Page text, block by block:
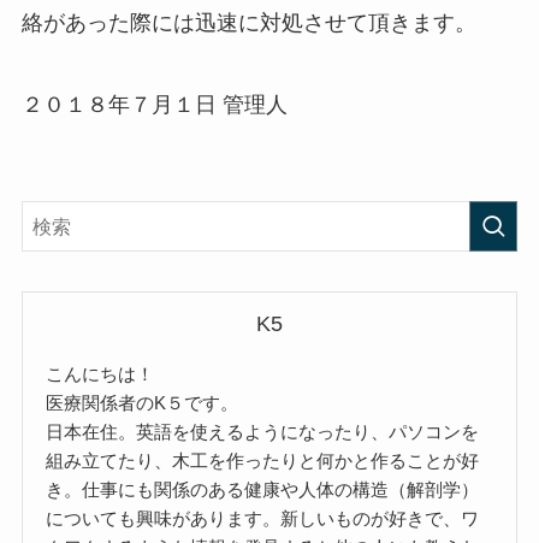
絡があった際には迅速に対処させて頂きます。
２０１８年７月１日 管理人
K5
こんにちは！
医療関係者のK５です。
日本在住。英語を使えるようになったり、パソコンを
組み立てたり、木工を作ったりと何かと作ることが好
き。仕事にも関係のある健康や人体の構造（解剖学）
についても興味があります。新しいものが好きで、ワ